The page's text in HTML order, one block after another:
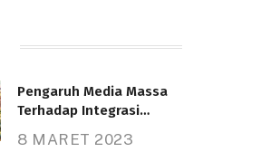
Pengaruh Media Massa
Terhadap Integrasi
8 MARET 2023